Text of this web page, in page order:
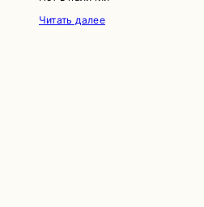
Читать далее